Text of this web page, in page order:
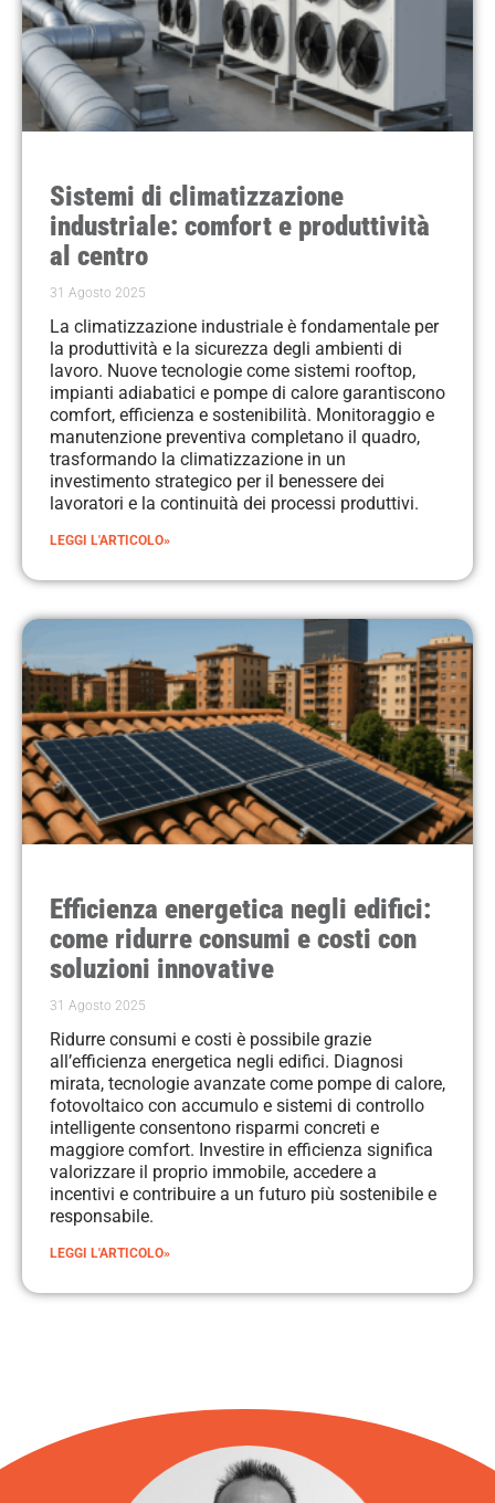
Sistemi di climatizzazione
industriale: comfort e produttività
al centro
31 Agosto 2025
La climatizzazione industriale è fondamentale per
la produttività e la sicurezza degli ambienti di
lavoro. Nuove tecnologie come sistemi rooftop,
impianti adiabatici e pompe di calore garantiscono
comfort, efficienza e sostenibilità. Monitoraggio e
manutenzione preventiva completano il quadro,
trasformando la climatizzazione in un
investimento strategico per il benessere dei
lavoratori e la continuità dei processi produttivi.
LEGGI L'ARTICOLO»
Efficienza energetica negli edifici:
come ridurre consumi e costi con
soluzioni innovative
31 Agosto 2025
Ridurre consumi e costi è possibile grazie
all’efficienza energetica negli edifici. Diagnosi
mirata, tecnologie avanzate come pompe di calore,
fotovoltaico con accumulo e sistemi di controllo
intelligente consentono risparmi concreti e
maggiore comfort. Investire in efficienza significa
valorizzare il proprio immobile, accedere a
incentivi e contribuire a un futuro più sostenibile e
responsabile.
LEGGI L'ARTICOLO»